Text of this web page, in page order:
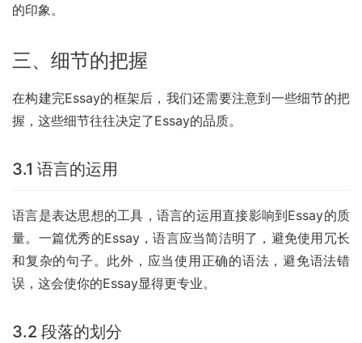
的印象。
三、细节的把握
在构建完Essay的框架后，我们还需要注意到一些细节的把
握，这些细节往往决定了Essay的品质。
3.1 语言的运用
语言是表达思想的工具，语言的运用直接影响到Essay的质
量。一篇优秀的Essay，语言应当简洁明了，避免使用冗长
和复杂的句子。此外，应当使用正确的语法，避免语法错
误，这会使你的Essay显得更专业。
3.2 段落的划分